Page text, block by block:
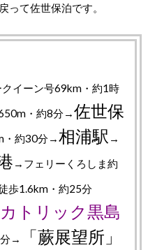
って佐世保泊です。
イーン号69km・約1時
・約8分→佐世保
・約30分→相浦駅 →
→フェリーくろしま約
歩1.6km・約25分
トリック黒島
→ 「蕨展望所」